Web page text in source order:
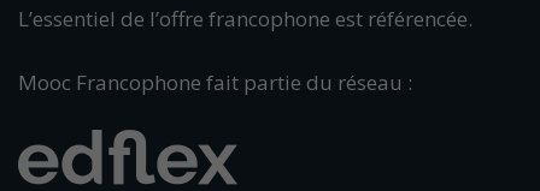
L’essentiel de l’offre francophone est référencée.
Mooc Francophone fait partie du réseau :